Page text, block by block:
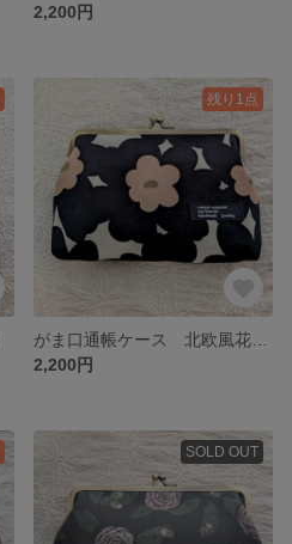
2,200円
残り1点
2,200円
SOLD OUT